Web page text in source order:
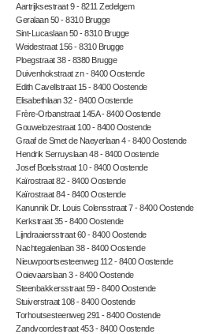
Aartrijksestraat 9 - 8211 Zedelgem
Geralaan 50 - 8310 Brugge
Sint-Lucaslaan 50 - 8310 Brugge
Weidestraat 156 - 8310 Brugge
Ploegstraat 38 - 8380 Brugge
Duivenhokstraat zn - 8400 Oostende
Edith Cavellstraat 15 - 8400 Oostende
Elisabethlaan 32 - 8400 Oostende
Frère-Orbanstraat 145A - 8400 Oostende
Gouwelozestraat 100 - 8400 Oostende
Graaf de Smet de Naeyerlaan 4 - 8400 Oostende
Hendrik Serruyslaan 48 - 8400 Oostende
Josef Boelsstraat 10 - 8400 Oostende
Kaïrostraat 82 - 8400 Oostende
Kaïrostraat 84 - 8400 Oostende
Kanunnik Dr. Louis Colensstraat 7 - 8400 Oostende
Kerkstraat 35 - 8400 Oostende
Lijndraaiersstraat 60 - 8400 Oostende
Nachtegalenlaan 38 - 8400 Oostende
Nieuwpoortsesteenweg 112 - 8400 Oostende
Ooievaarslaan 3 - 8400 Oostende
Steenbakkersstraat 59 - 8400 Oostende
Stuiverstraat 108 - 8400 Oostende
Torhoutsesteenweg 291 - 8400 Oostende
Zandvoordestraat 453 - 8400 Oostende